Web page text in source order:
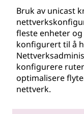
Bruk av unicast
fleste enheter
konfigurert til å
konfigurere
optimalisere
nettverk.